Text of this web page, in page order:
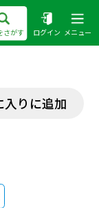
さがす ログイン メニュー
入りに追加